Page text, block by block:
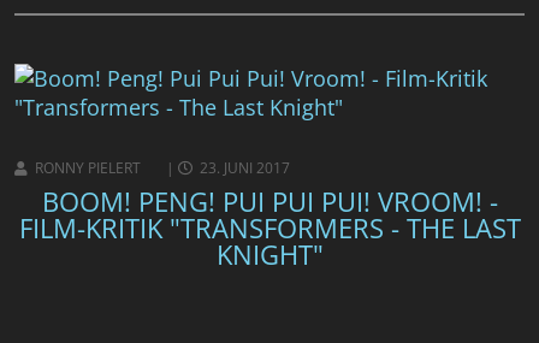
RONNY PIELERT 23. JUNI 2017
BOOM! PENG! PUI PUI PUI! VROOM! -
FILM-KRITIK "TRANSFORMERS - THE LAST
KNIGHT"